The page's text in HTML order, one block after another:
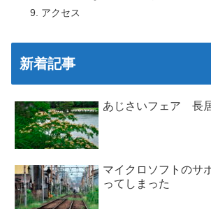
アクセス
新着記事
あじさいフェア 長
マイクロソフトのサ
ってしまった